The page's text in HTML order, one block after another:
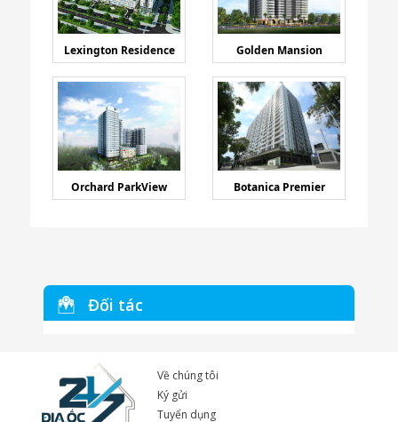
Lexington Residence Golden Mansion
Orchard ParkView Botanica Premier
Đối tác
Về chúng tôi
Ký gửi
Tuyển dụng